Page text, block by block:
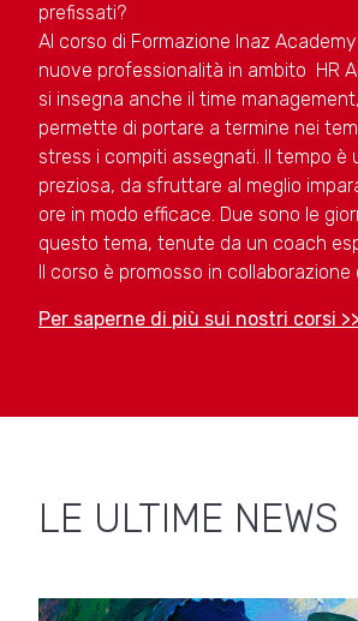
prefissati?
Al corso di Formazione Inaz
nuove professionalità in ambito HR
si insegna anche il time
permette di portare a termine nei
stress i compiti assegnati. Il tempo è
preziosa, da sfruttare al meglio
ore in modo efficace. Due sono le
questo tema, tenute da un coach
Il corso è promosso in
Per saperne di più sui nostri corsi >>
LE ULTIME NEWS